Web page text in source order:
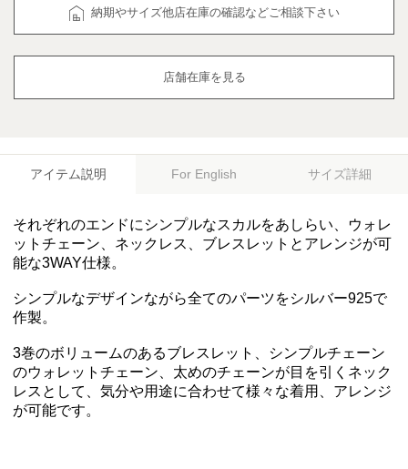
納期やサイズ他店在庫の確認などご相談下さい
店舗在庫を見る
アイテム説明 For English サイズ詳細
それぞれのエンドにシンプルなスカルをあしらい、ウォレ
ットチェーン、ネックレス、ブレスレットとアレンジが可
能な3WAY仕様。
シンプルなデザインながら全てのパーツをシルバー925で
作製。
3巻のボリュームのあるブレスレット、シンプルチェーン
のウォレットチェーン、太めのチェーンが目を引くネック
レスとして、気分や用途に合わせて様々な着用、アレンジ
が可能です。